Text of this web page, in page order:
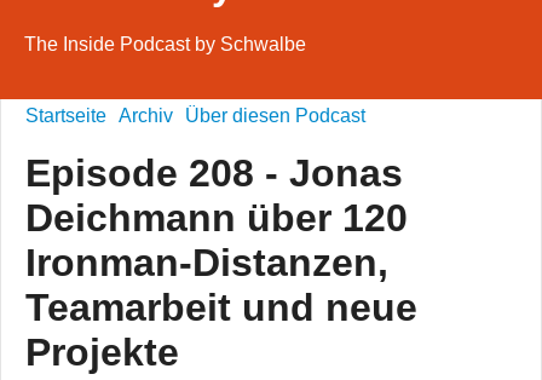
The Inside Podcast by Schwalbe
Startseite Archiv Über diesen Podcast
Episode 208 - Jonas
Deichmann über 120
Ironman-Distanzen,
Teamarbeit und neue
Projekte